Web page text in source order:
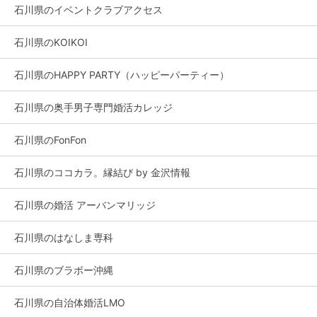
石川県のイベントクラブアクセス
石川県のKOIKOI
石川県のHAPPY PARTY（ハッピーパーティー）
石川県の奥手男子専門婚活カレッジ
石川県のFonFon
石川県のココカラ。縁結び by 金沢情報
石川県の婚活 アーバンマリッジ
石川県のはなしま専科
石川県のブラボー沖縄
石川県の自治体婚活LMO